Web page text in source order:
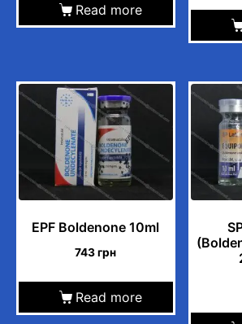
Read more
EPF Boldenone 10ml
743грн
Read more